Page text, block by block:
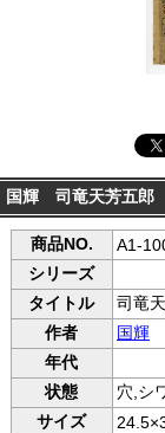
国輝 司竜天芳五郎
商品NO.
A1-
シリーズ
タイトル
司竜
作者
国輝
年代
状態
穴,シ
サイズ